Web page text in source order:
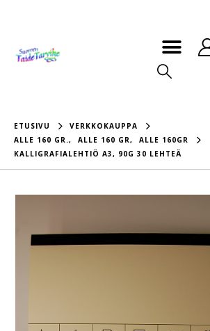
ETUSIVU
VERKKOKAUPPA
ALLE 160 GR., ALLE 160 GR,
ALLE 160GR
KALLIGRAFIALEHTIÖ A3, 90G 30 LEHTEÄ